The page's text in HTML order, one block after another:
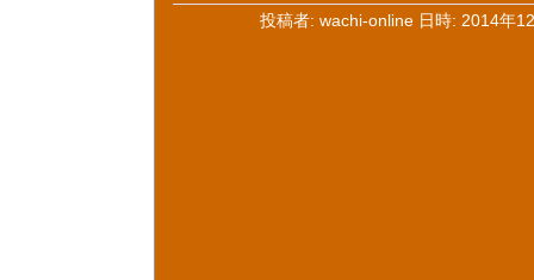
投稿者: wachi-online 日時: 2014年